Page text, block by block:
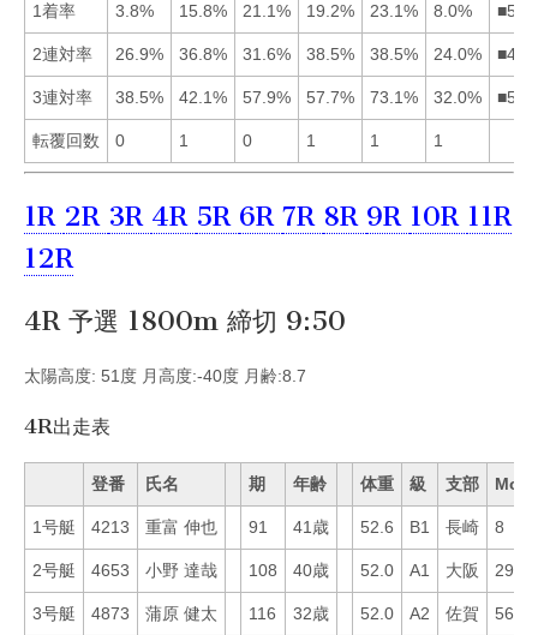
1着率 3.8% 15.8% 21.1% 19.2% 23.1% 8.0%
2連対率 26.9% 36.8% 31.6% 38.5% 38.5% 24.0%
3連対率 38.5% 42.1% 57.9% 57.7% 73.1% 32.0%
転覆回数 0 1 0 1 1 1
1R 2R 3R 4R 5R 6R 7R 8R 9R 10R 11R
12R
4R 予選 1800m 締切 9:50
太陽高度: 51度 月高度:-40度 月齢:8.7
4R出走表
登番 氏名 期 年齢 体重 級 支部 Mo
1号艇 4213 重富 伸也 91 41歳 52.6 B1 長崎 8
2号艇 4653 小野 達哉 108 40歳 52.0 A1 大阪 29
3号艇 4873 蒲原 健太 116 32歳 52.0 A2 佐賀 56